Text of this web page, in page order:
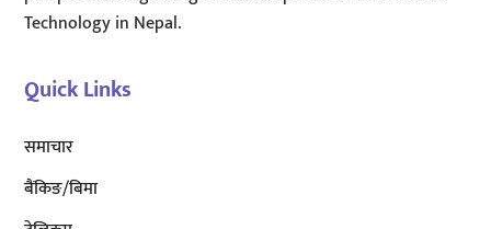
Technology in Nepal.
Quick Links
समाचार
बैंकिङ/बिमा